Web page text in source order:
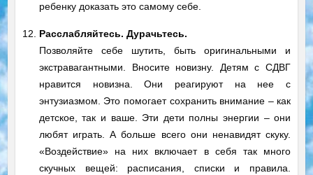
ребенку доказать это самому себе.
12.
Расслабляйтесь. Дурачьтесь.
Позволяйте себе шутить, быть оригинальными и
экстравагантными. Вносите новизну. Детям с СДВГ
нравится новизна. Они реагируют на нее с
энтузиазмом. Это помогает сохранить внимание – как
детское, так и ваше. Эти дети полны энергии – они
любят играть. А больше всего они ненавидят скуку.
«Воздействие» на них включает в себя так много
скучных вещей: расписания, списки и правила.